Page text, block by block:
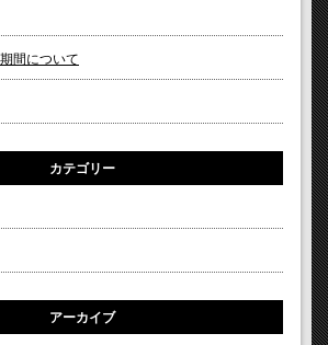
間について
カテゴリー
アーカイブ